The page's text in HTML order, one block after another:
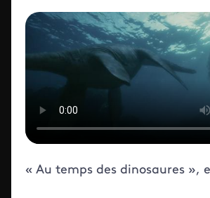
ID de la video FTV Preview
« Au temps des dinosaures »,